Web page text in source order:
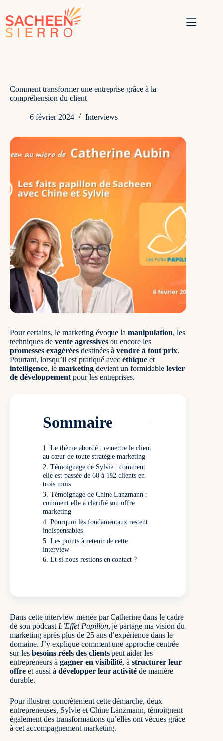
contenu
Comment transformer une entreprise grâce à la
compréhension du client
6 février 2024 Interviews
Pour certains, le marketing évoque la manipulation, les
techniques de vente agressives ou encore les
promesses exagérées destinées à vendre à tout prix.
Pourtant, lorsqu’il est pratiqué avec éthique et
intelligence, le marketing devient un formidable levier
de développement pour les entreprises.
Sommaire
Le thème abordé : remettre le client
au cœur de toute stratégie marketing
Témoignage de Sylvie : comment
elle est passée de 60 à 192 clients en
trois mois
Témoignage de Chine Lanzmann :
comment elle a clarifié son offre
marketing
Pourquoi les fondamentaux restent
indispensables
Les points à retenir de cette
interview
Et si nous restions en contact ?
Dans cette interview menée par Catherine dans le cadre
de son podcast L’Effet Papillon, je partage ma vision du
marketing après plus de 25 ans d’expérience dans le
domaine. J’y explique comment une approche centrée
sur les besoins réels des clients peut aider les
entrepreneurs à gagner en visibilité, à structurer leur
offre et aussi à développer leur activité de manière
durable.
Pour illustrer concrètement cette démarche, deux
entrepreneuses, Sylvie et Chine Lanzmann, témoignent
également des transformations qu’elles ont vécues grâce
à cet accompagnement marketing.